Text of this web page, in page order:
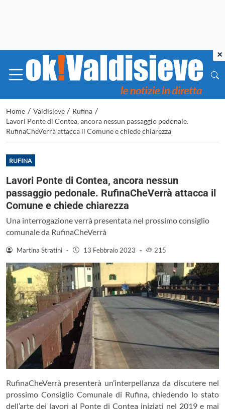
Home / Valdisieve / Rufina /
Lavori Ponte di Contea, ancora nessun passaggio pedonale.
RufinaCheVerrà attacca il Comune e chiede chiarezza
RUFINA
Lavori Ponte di Contea, ancora nessun
passaggio pedonale. RufinaCheVerrà attacca il
Comune e chiede chiarezza
Una interrogazione verrà presentata nel prossimo consiglio
comunale da RufinaCheVerrà
Martina Stratini - 13 Febbraio 2023 - 215
RufinaCheVerrà presenterà un’interpellanza da discutere nel
prossimo Consiglio Comunale di Rufina, chiedendo lo stato
dell’arte dei lavori al Ponte di Contea iniziati nel 2019 e mai
×